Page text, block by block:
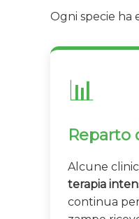
Ogni specie ha
📊
Reparto
Alcune
terapia
continua